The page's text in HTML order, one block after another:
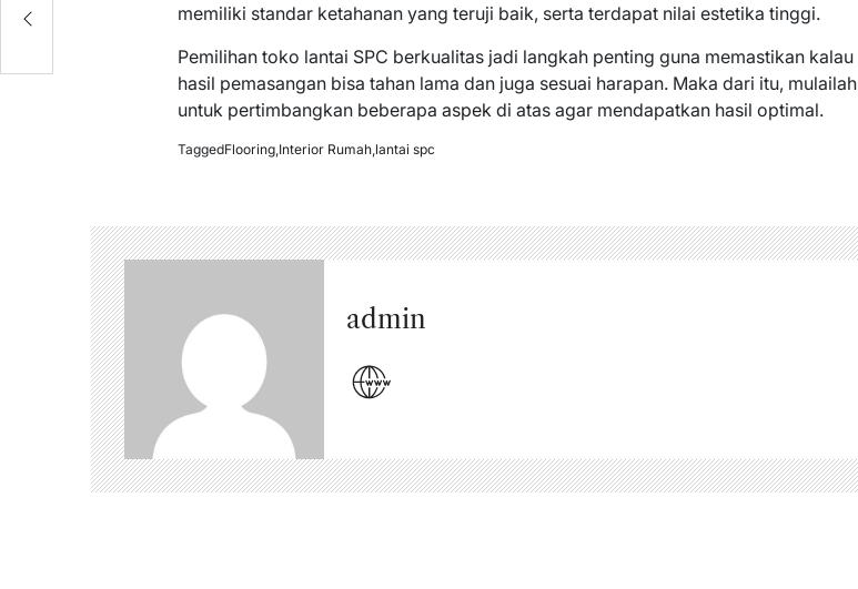
memiliki standar ketahanan yang teruji baik, serta terdapat nilai estetika tinggi.
Pemilihan toko lantai SPC berkualitas jadi langkah penting guna memastikan kalau
hasil pemasangan bisa tahan lama dan juga sesuai harapan. Maka dari itu, mulailah
untuk pertimbangkan beberapaaspek di atas agar mendapatkan hasil optimal.
TaggedFlooring Interior Rumah lantai spc
admin